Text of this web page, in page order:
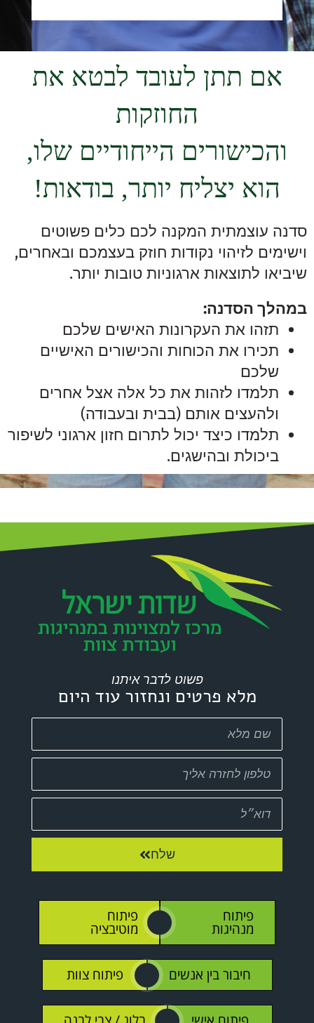
אם תתן לעובד לבטא את
החוזקות
והכישורים הייחודיים שלו,
הוא יצליח יותר, בודאות!
סדנה עוצמתית המקנה לכם כלים פשוטים
וישימים לזיהוי נקודות חוזק בעצמכם ובאחרים,
שיביאו לתוצאות ארגוניות טובות יותר.
במהלך הסדנה:
תזהו את העקרונות האישים שלכם
תכירו את הכוחות והכישורים האישיים
שלכם
תלמדו לזהות את כל אלה אצל אחרים
ולהעצים אותם (בבית ובעבודה)
תלמדו כיצד יכול לתרום חזון ארגוני לשיפור
ביכולת ובהישגים.
פשוט לדבר איתנו
מלא פרטים ונחזור עוד היום
שלח
פיתוח
מנהיגות
פיתוח
מוטיבציה
חיבור בין אנשים פיתוח צוות